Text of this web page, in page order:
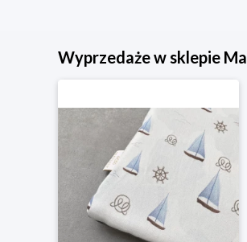
Wyprzedaże w sklepie